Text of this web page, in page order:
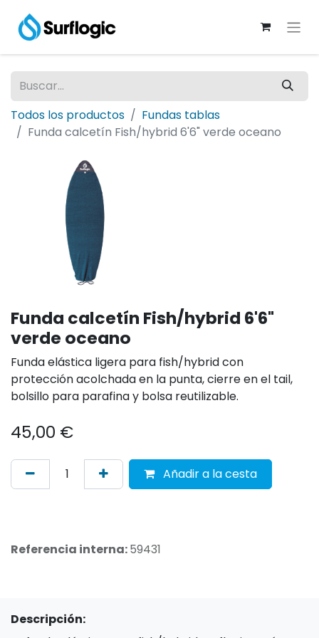
Todos los productos
Fundas tablas
Funda calcetín Fish/hybrid 6'6" verde oceano
Funda calcetín Fish/hybrid 6'6"
verde oceano
Funda elástica ligera para fish/hybrid con
protección acolchada en la punta, cierre en el tail,
bolsillo para parafina y bolsa reutilizable.
45,00 €
Añadir a la cesta
Referencia interna:59431
Descripción: